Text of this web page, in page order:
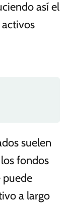
así el
suelen
fondos
puede
a largo